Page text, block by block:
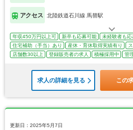
アクセス 北陸鉄道石川線 馬替駅
年収450万円以上可 新卒も応募可能 未経験者も応
住宅補助（手当）あり
産休・育休取得実績有り
店舗数30以上
登録販売者の求人 積極採用中 管
求人の詳細を見る この
更新日：2025年5月7日